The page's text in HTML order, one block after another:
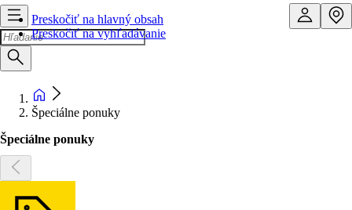
Preskočiť na hlavný obsah
Preskočiť na vyhľadávanie
Špeciálne ponuky
Špeciálne ponuky